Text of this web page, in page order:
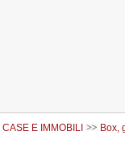
CASE E IMMOBILI Box,